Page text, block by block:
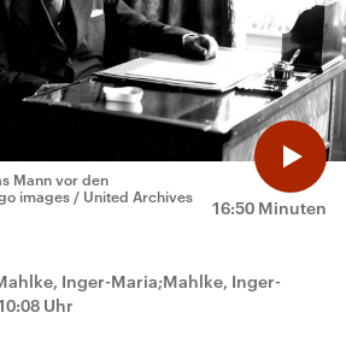
16:50 Minuten
Mann vor den
images / United Archives
Inger-Maria;Mahlke, Inger-
Uhr